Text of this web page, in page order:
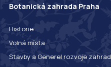
Botanická zahrada Praha
Historie
Volná místa
Stavby a Generel rozvoje